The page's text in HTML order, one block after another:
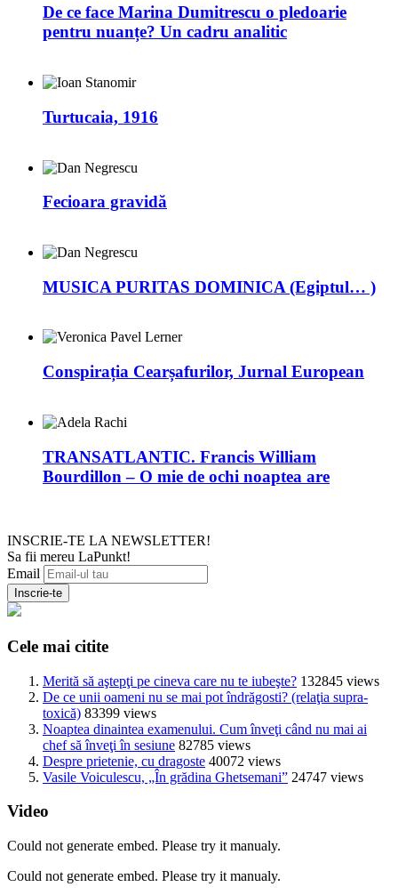
De ce face Marina Dumitrescu o pledoarie
pentru nuanțe? Un cadru analitic
Turtucaia, 1916
Fecioara gravidă
MUSICA PURITAS DOMINICA (Egiptul… )
Conspirația Cearșafurilor, Jurnal European
TRANSATLANTIC. Francis William
Bourdillon – O mie de ochi noaptea are
INSCRIE-TE LA NEWSLETTER!
Sa fii mereu LaPunkt!
Email
Cele mai citite
Merită să aştepţi pe cineva care nu te iubeşte? 132845 views
De ce unii oameni nu se mai pot îndrăgosti? (relaţia supra-
toxică) 83399 views
Noaptea dinaintea examenului. Cum înveţi când nu mai ai
chef să înveţi în sesiune 82785 views
Despre prietenie, cu dragoste 40072 views
Vasile Voiculescu, „În grădina Ghetsemani” 24747 views
Video
Could not generate embed. Please try it manualy.
Could not generate embed. Please try it manualy.